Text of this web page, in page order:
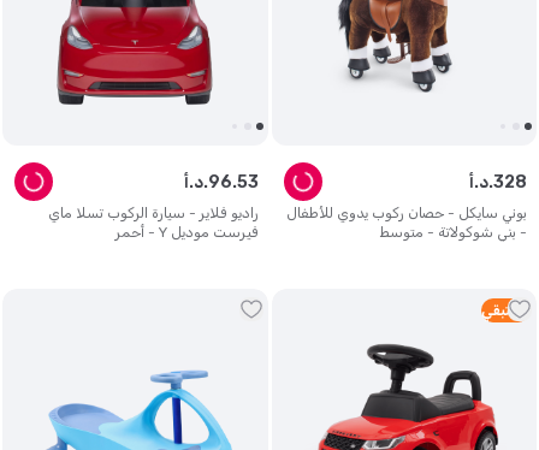
بوني سايكل - حصان ركوب يدوي للأطفال
- بني شوكولاتة - متوسط
د.أ.328
راديو فلاير - سيارة الركوب تسلا ماي
فيرست موديل Y - أحمر
د.أ.96.53
1 متبقي